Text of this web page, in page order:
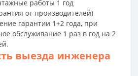
работы 1 год
от производителей)
гарантии 1+2 года, при
обслуживание 1 раз в год на 2
выезда инженера